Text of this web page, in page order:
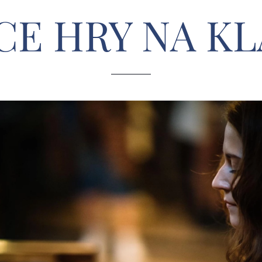
HRY NA